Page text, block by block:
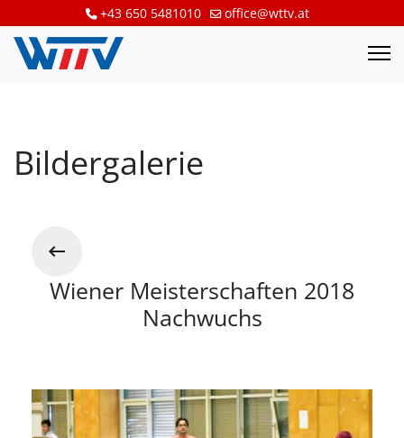
+43 650 5481010 office@wttv.at
Bildergalerie
Wiener Meisterschaften 2018
Nachwuchs